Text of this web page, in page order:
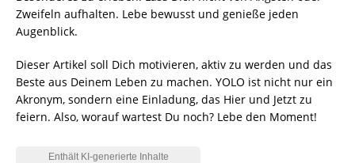
Zweifeln aufhalten. Lebe bewusst und genieße jeden
Augenblick.
Dieser Artikel soll Dich motivieren, aktiv zu werden und das
Beste aus Deinem Leben zu machen. YOLO ist nicht nur ein
Akronym, sondern eine Einladung, das Hier und Jetzt zu
feiern. Also, worauf wartest Du noch? Lebe den Moment!